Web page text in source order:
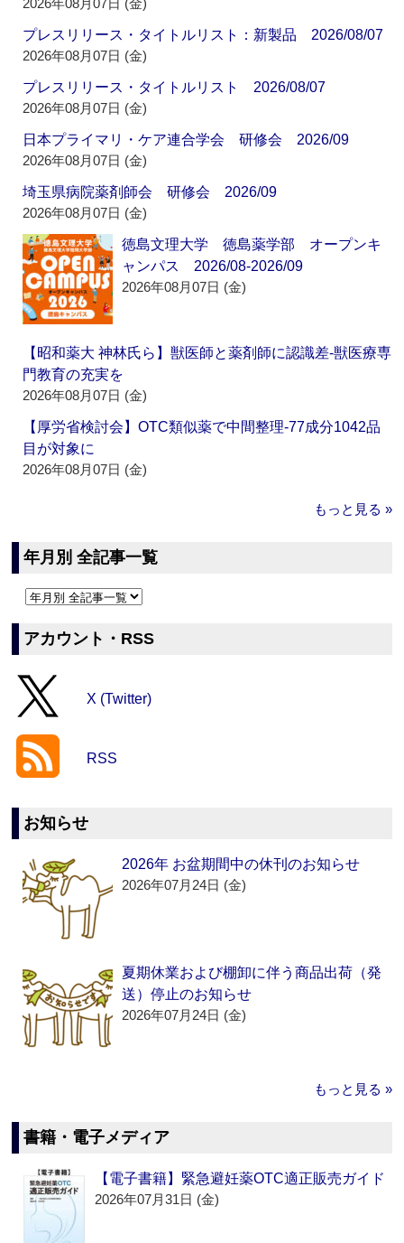
2026年08月07日 (金)
プレスリリース・タイトルリスト：新製品 2026/08/07
2026年08月07日 (金)
プレスリリース・タイトルリスト 2026/08/07
2026年08月07日 (金)
日本プライマリ・ケア連合学会 研修会 2026/09
2026年08月07日 (金)
埼玉県病院薬剤師会 研修会 2026/09
2026年08月07日 (金)
徳島文理大学 徳島薬学部 オープンキ
ャンパス 2026/08-2026/09
2026年08月07日 (金)
【昭和薬大 神林氏ら】獣医師と薬剤師に認識差‐獣医療専
門教育の充実を
2026年08月07日 (金)
【厚労省検討会】OTC類似薬で中間整理‐77成分1042品
目が対象に
2026年08月07日 (金)
もっと見る »
年月別 全記事一覧
アカウント・RSS
X (Twitter)
RSS
お知らせ
2026年 お盆期間中の休刊のお知らせ
2026年07月24日 (金)
夏期休業および棚卸に伴う商品出荷（発
送）停止のお知らせ
2026年07月24日 (金)
もっと見る »
書籍・電子メディア
【電子書籍】緊急避妊薬OTC適正販売ガイド
2026年07月31日 (金)